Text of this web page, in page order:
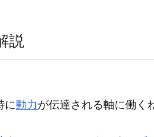
説
に動力が伝達される軸に働く